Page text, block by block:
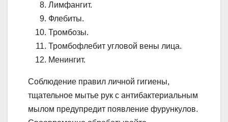
Лимфангит.
Флебиты.
Тромбозы.
Тромбофлебит угловой вены лица.
Менингит.
Соблюдение правил личной гигиены,
тщательное мытье рук с антибактериальным
мылом предупредит появление фурункулов.